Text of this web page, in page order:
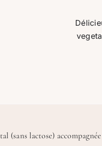
(sans lactose)